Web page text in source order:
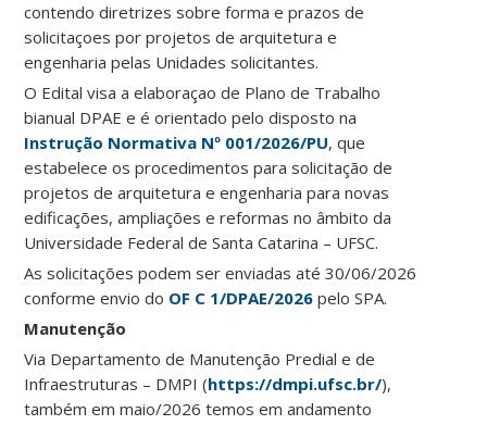
contendo diretrizes sobre forma e prazos de
solicitaçoes por projetos de arquitetura e
engenharia pelas Unidades solicitantes.
O Edital visa a elaboraçao de Plano de Trabalho
bianual DPAE e é orientado pelo disposto na
Instrução Normativa Nº 001/2026/PU, que
estabelece os procedimentos para solicitação de
projetos de arquitetura e engenharia para novas
edificações, ampliações e reformas no âmbito da
Universidade Federal de Santa Catarina – UFSC.
As solicitações podem ser enviadas até 30/06/2026
conforme envio do OF C 1/DPAE/2026 pelo SPA.
Manutenção
Via Departamento de Manutenção Predial e de
Infraestruturas – DMPI (https://dmpi.ufsc.br/),
também em maio/2026 temos em andamento